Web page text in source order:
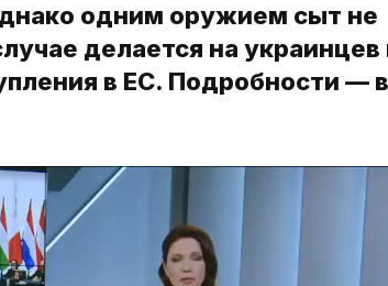
одним оружием сыт не
делается на украинцев
в ЕС. Подробности — в